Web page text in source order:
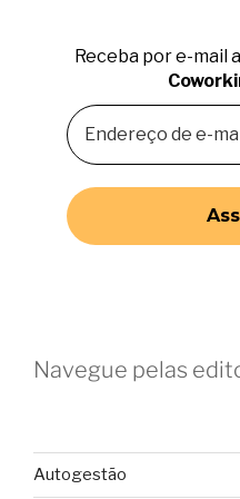
Receba por e-mail
Navegue pelas
Autogestão